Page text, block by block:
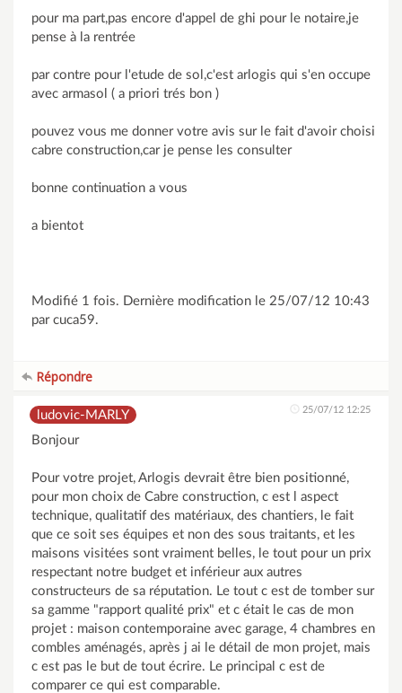
pour ma part,pas encore d'appel de ghi pour le notaire,je
pense à la rentrée
par contre pour l'etude de sol,c'est arlogis qui s'en occupe
avec armasol ( a priori trés bon )
pouvez vous me donner votre avis sur le fait d'avoir choisi
cabre construction,car je pense les consulter
bonne continuation a vous
a bientot
Modifié 1 fois. Dernière modification le 25/07/12 10:43
par cuca59.
Répondre
ludovic-MARLY 25/07/12 12:25
Bonjour
Pour votre projet, Arlogis devrait être bien positionné,
pour mon choix de Cabre construction, c est l aspect
technique, qualitatif des matériaux, des chantiers, le fait
que ce soit ses équipes et non des sous traitants, et les
maisons visitées sont vraiment belles, le tout pour un prix
respectant notre budget et inférieur aux autres
constructeurs de sa réputation. Le tout c est de tomber sur
sa gamme "rapport qualité prix" et c était le cas de mon
projet : maison contemporaine avec garage, 4 chambres en
combles aménagés, après j ai le détail de mon projet, mais
c est pas le but de tout écrire. Le principal c est de
comparer ce qui est comparable.